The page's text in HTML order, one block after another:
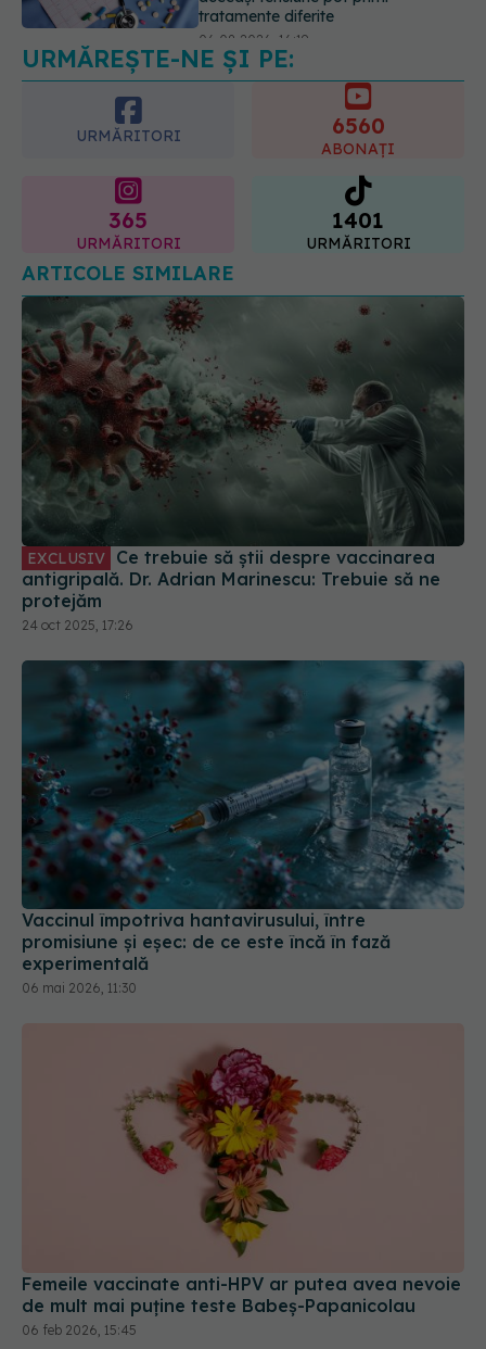
Mii de angajați din Sănătate ar
putea primi salarii mai mari.
Sindicatele cer schimbarea legii
06.08.2026, 19:26
URMĂREȘTE-NE ȘI PE:
URMĂRITORI 6560
ABONAȚI
365
URMĂRITORI
1401
URMĂRITORI
ARTICOLE SIMILARE
EXCLUSIV
antigripală. Dr. Adrian Marinescu: Trebuie să ne
protejăm
24 oct 2025, 17:26
Vaccinul împotriva hantavirusului, între
promisiune și eșec: de ce este încă în fază
experimentală
06 mai 2026, 11:30
Femeile vaccinate anti-HPV ar putea avea nevoie
de mult mai puține teste Babeș-Papanicolau
06 feb 2026, 15:45